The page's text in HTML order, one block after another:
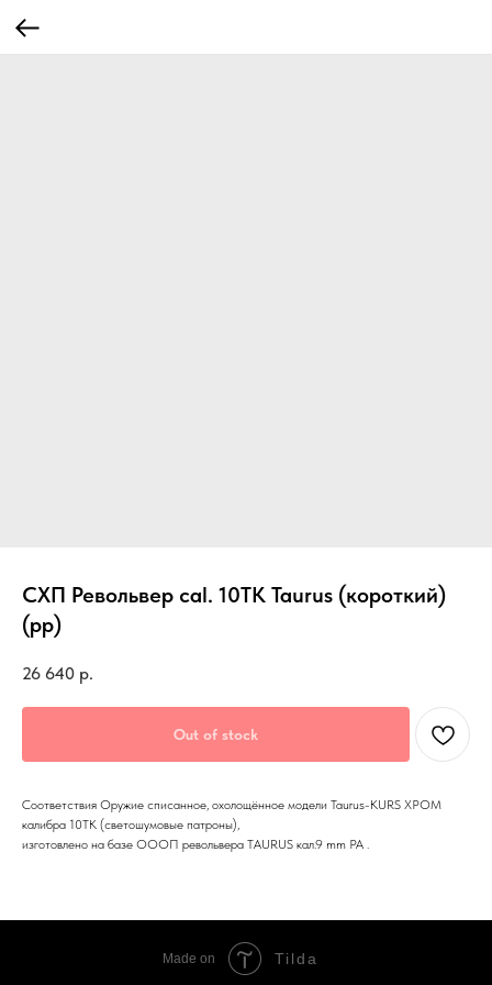
СХП Револьвер cal. 10ТК Taurus (короткий)
(рр)
26 640 р.
Out of stock
Соответствия Оружие списанное, охолощённое модели Taurus-KURS ХРОМ
калибра 10ТК (светошумовые патроны),
изготовлено на базе ОООП револьвера TAURUS кал.9 mm PA .
Made on Tilda